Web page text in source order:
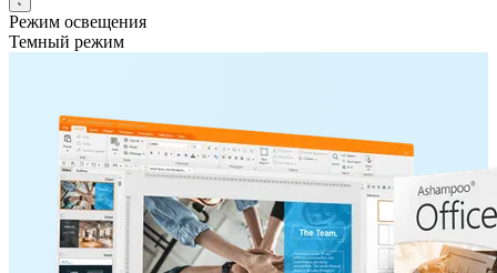
Режим освещения
Темный режим